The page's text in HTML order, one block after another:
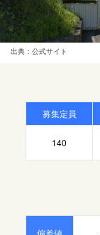
出典：公式サイト
募集定員
140